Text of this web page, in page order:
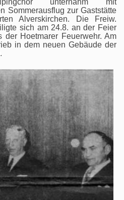
unternahm mit
Sommerausflug zur Gaststätte
Alverskirchen. Die Freiw.
sich am 24.8. an der Feier
der Hoetmarer Feuerwehr. Am
in dem neuen Gebäude der